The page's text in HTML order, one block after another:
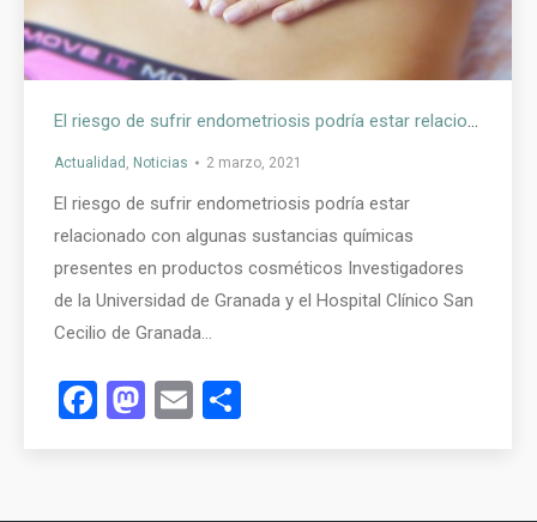
Actualidad Noticias 2 marzo, 2021
El riesgo de sufrir endometriosis podría estar
relacionado con algunas sustancias químicas
presentes en productos cosméticos Investigadores
de la Universidad de Granada y el Hospital Clínico San
Cecilio de Granada…
Facebook
Mastodon
Email